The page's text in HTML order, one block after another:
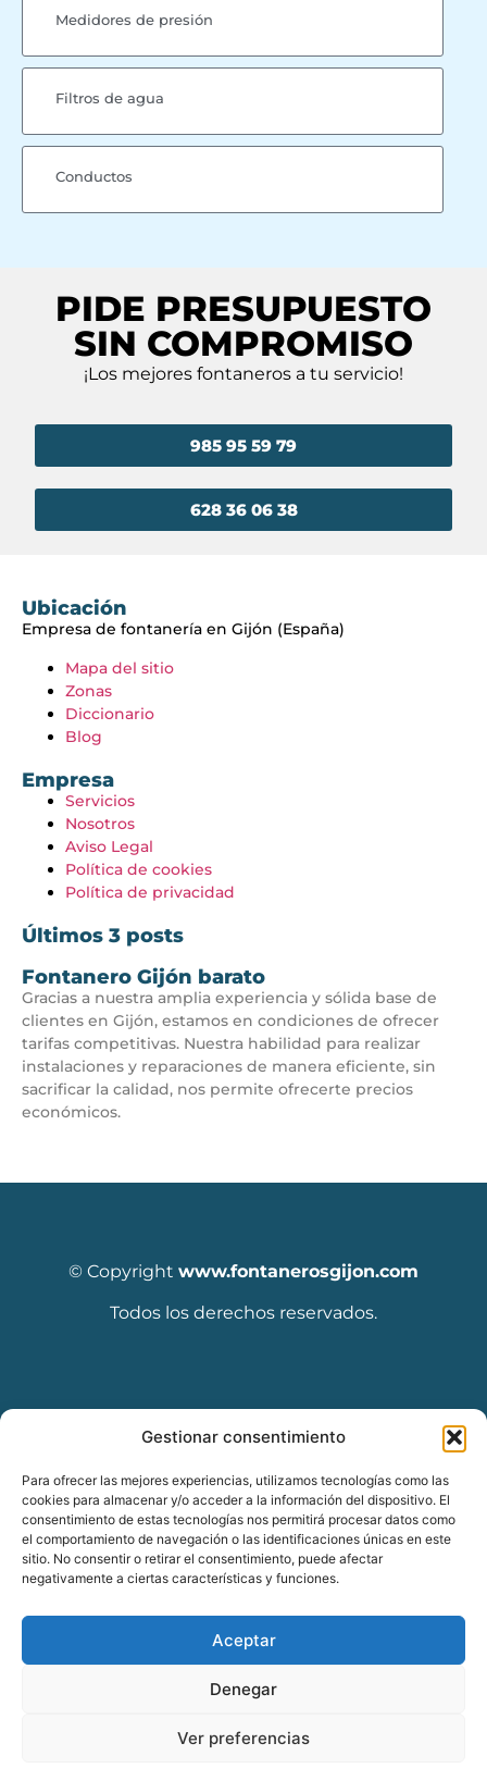
Gestionar consentimiento
Para ofrecer las mejores experiencias, utilizamos tecnologías como las
cookies para almacenar y/o acceder a la información del dispositivo. El
consentimiento de estas tecnologías nos permitirá procesar datos como
el comportamiento de navegación o las identificaciones únicas en este
sitio. No consentir o retirar el consentimiento, puede afectar
negativamente a ciertas características y funciones.
Aceptar
Denegar
Ver preferencias
Medidores de presión
Filtros de agua
Conductos
PIDE PRESUPUESTO
SIN COMPROMISO
¡Los mejores fontaneros a tu servicio!
628 36 06 38
985 95 59 79
Ubicación
Empresa de fontanería en Gijón (España)
Mapa del sitio
Zonas
Diccionario
Blog
Empresa
Servicios
Nosotros
Aviso Legal
Política de cookies
Política de privacidad
Últimos 3 posts
Fontanero Gijón barato
Gracias a nuestra amplia experiencia y sólida base de
clientes en Gijón, estamos en condiciones de ofrecer
tarifas competitivas. Nuestra habilidad para realizar
instalaciones y reparaciones de manera eficiente, sin
sacrificar la calidad, nos permite ofrecerte precios
económicos.
© Copyright www.fontanerosgijon.com
Todos los derechos reservados.